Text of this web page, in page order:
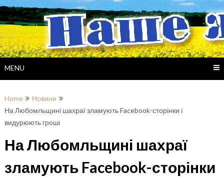
Skip
to
content
MENU
Home
Новини
На Любомльщині шахраї зламують Facebook-сторінки і
видурюють гроші
На Любомльщині шахраї
зламують Facebook-сторінки